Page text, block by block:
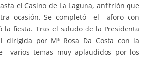
el Casino de La Laguna, anfitrión que
ocasión. Se completó el aforo con
la fiesta. Tras el saludo de la Presidenta
dirigida por Mª Rosa Da Costa con la
varios temas muy aplaudidos por los